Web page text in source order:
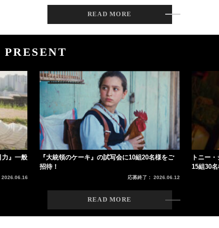
曽野舜太（M!LK）＆畑芽育がトップ獲得 タレントパワー
#M!LK #中条あやみ 2026.08.02
2
#田村ツトム #沙倉ゆうの
3
京本大我主演『憧れの作家は人間じゃありませんでし
た』、2026年上半期ドラマランキング1位に
#SixTONES #京本大我
4
MAZZEL・RAN、映画『ワンダンス』で伊折役に 原作愛
と5歳からのダンス経験を注ぎ込む姿に注目
READ MORE
PRESENT
力』一般
2026.06.16
『大統領のケーキ』の試写会に10組20名様をご
招待！
応募終了： 2026.06.12
トニー
15組30
READ MORE